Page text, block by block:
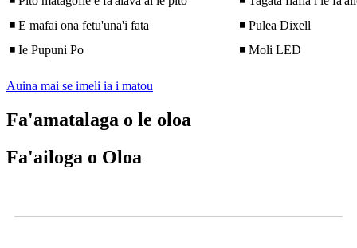
◾ E mafai ona fetu'una'i fata
◾ Pulea Dixell
◾ Ie Pupuni Po
◾ Moli LED
Auina mai se imeli ia i matou
Fa'amatalaga o le oloa
Fa'ailoga o Oloa